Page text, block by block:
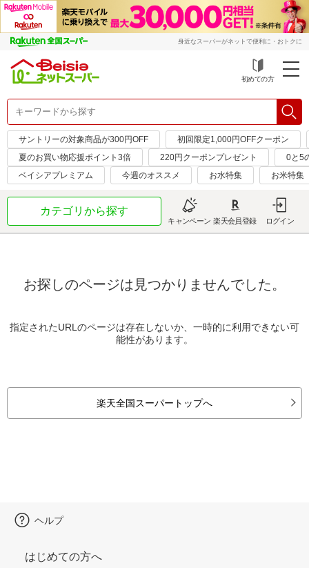
身近なスーパーがネットで便利に・おトクに
初めての方
サントリーの対象商品が300円OFF
初回限定1,000円OFFクーポン
夏のお買い物応援ポイント3倍
220円クーポンプレゼント
0と5
ベイシアプレミアム
今週のオススメ お水特集 お米特集
カテゴリから探す
キャンペーン 楽天会員登録 ログイン
お探しのページは見つかりませんでした。
指定されたURLのページは存在しないか、一時的に利用できない可
能性があります。
楽天全国スーパートップへ
ヘルプ
はじめての方へ